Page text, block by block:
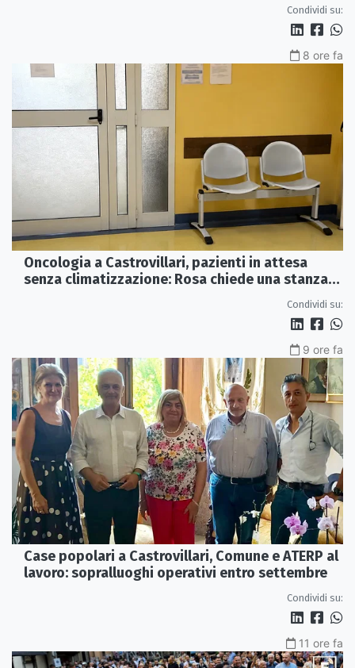
Condividi su:
8 ore fa
Oncologia a Castrovillari, pazienti in attesa
senza climatizzazione: Rosa chiede una stanza
Condividi su:
9 ore fa
Case popolari a Castrovillari, Comune e ATERP al
lavoro: sopralluoghi operativi entro settembre
Condividi su:
11 ore fa